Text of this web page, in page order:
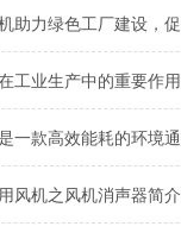
风机之风机消声器简介